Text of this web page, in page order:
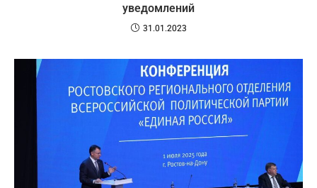
уведомлений
31.01.2023